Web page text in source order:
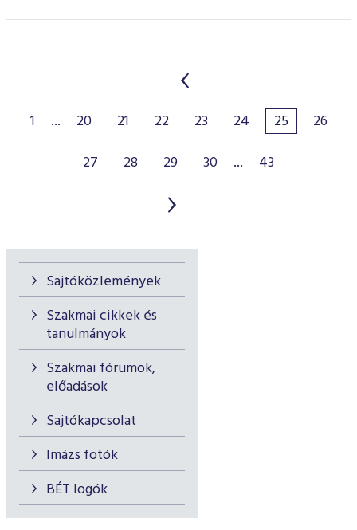
Sajtóközlemények
Szakmai cikkek és
tanulmányok
Szakmai fórumok,
előadások
Sajtókapcsolat
Imázs fotók
BÉT logók
1 ... 20 21 22 23 24 25
26
27
28 29 30 ... 43